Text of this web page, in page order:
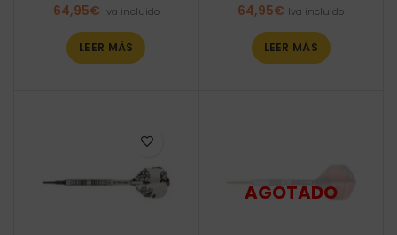
64,95€ Iva incluido
LEER MÁS
64,95€ Iva incluido
LEER MÁS